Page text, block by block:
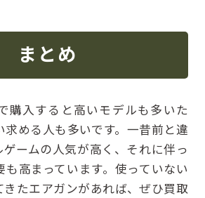
まとめ
購入すると高いモデルも多いた
求める人も多いです。一昔前と違
ゲームの人気が高く、それに伴っ
高まっています。使っていない
きたエアガンがあれば、ぜひ買取